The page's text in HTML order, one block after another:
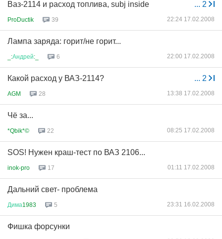
... 2
Ваз-2114 и расход топлива, subj inside
ProDuctik 39 22:24 17.02.2008
Лампа заряда: горит/не горит...
_:Андрей:_ 6 22:00 17.02.2008
... 2
Какой расход у ВАЗ-2114?
AGM 28 13:38 17.02.2008
Чё за...
*Qbik*© 22 08:25 17.02.2008
SOS! Нужен краш-тест по ВАЗ 2106...
inok-pro 17 01:11 17.02.2008
Дальний свет- проблема
Дима1983 5 23:31 16.02.2008
Фишка форсунки